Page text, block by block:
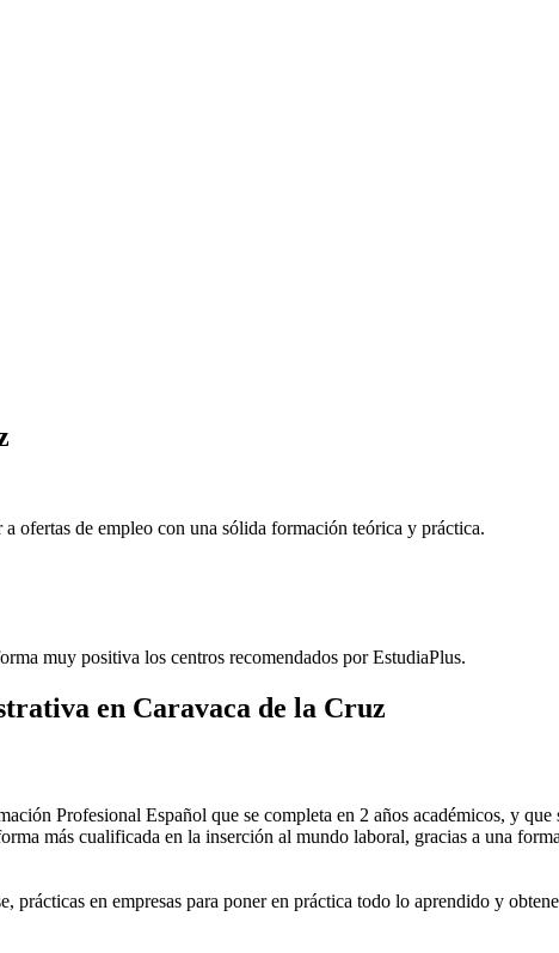
ofertas de empleo con una sólida formación teórica y práctica.
muy positiva los centros recomendados por EstudiaPlus.
en Caravaca de la Cruz
Profesional Español que se completa en 2 años académicos, y que
más cualificada en la inserción al mundo laboral, gracias a una
prácticas en empresas para poner en práctica todo lo aprendido y